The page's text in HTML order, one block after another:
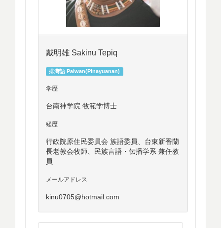
戴明雄 Sakinu Tepiq
排灣語 Paiwan(Pinayuanan)
学歴
台南神学院 牧範学博士
経歴
行政院原住民委員会 族語委員、台東新香蘭
長老教会牧師、民族言語・伝播学系 兼任教
員
メールアドレス
kinu0705@hotmail.com